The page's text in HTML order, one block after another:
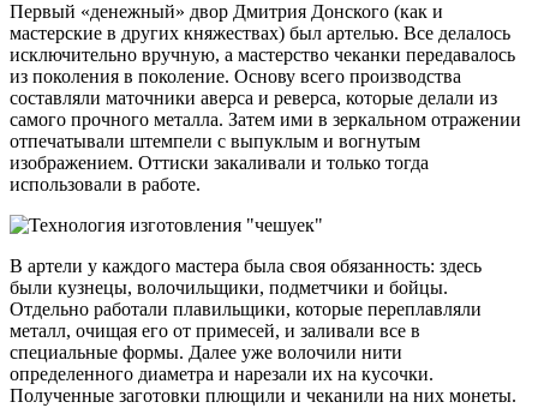
Первый «денежный» двор Дмитрия Донского (как и
мастерские в других княжествах) был артелью. Все делалось
исключительно вручную, а мастерство чеканки передавалось
из поколения в поколение. Основу всего производства
составляли маточники аверса и реверса, которые делали из
самого прочного металла. Затем ими в зеркальном отражении
отпечатывали штемпели с выпуклым и вогнутым
изображением. Оттиски закаливали и только тогда
использовали в работе.
В артели у каждого мастера была своя обязанность: здесь
были кузнецы, волочильщики, подметчики и бойцы.
Отдельно работали плавильщики, которые переплавляли
металл, очищая его от примесей, и заливали все в
специальные формы. Далее уже волочили нити
определенного диаметра и нарезали их на кусочки.
Полученные заготовки плющили и чеканили на них монеты.